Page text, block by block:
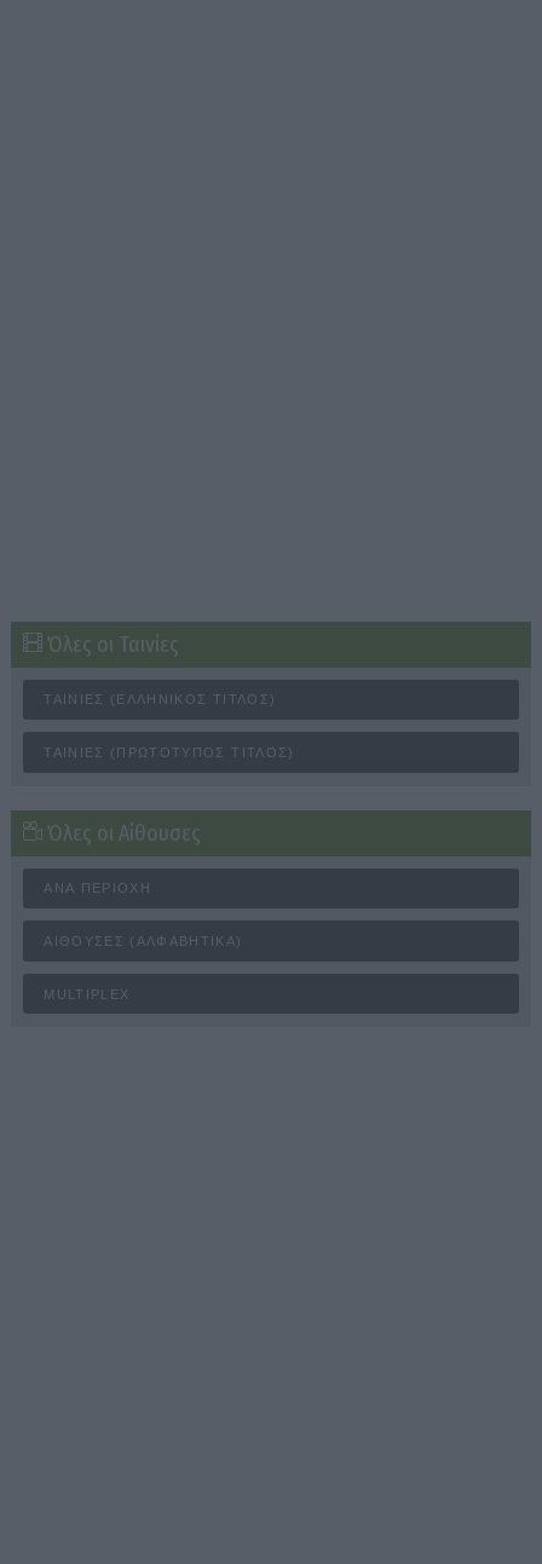
Όλες οι Ταινίες
ΤΑΙΝΊΕΣ (ΕΛΛΗΝΙΚΌΣ ΤΊΤΛΟΣ)
ΤΑΙΝΊΕΣ (ΠΡΩΤΌΤΥΠΟΣ ΤΊΤΛΟΣ)
Όλες οι Αίθουσες
ΑΝΆ ΠΕΡΙΟΧΉ
ΑΊΘΟΥΣΕΣ (ΑΛΦΑΒΗΤΙΚΆ)
MULTIPLEX